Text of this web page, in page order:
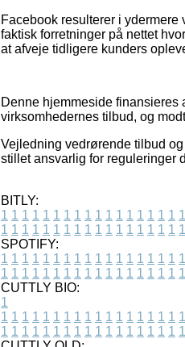
Facebook resulterer i
faktisk forretninger på nettet
at afveje tidligere kunders
Denne hjemmeside finansieres
virksomhedernes tilbud, og
Vejledning vedrørende tilbud
stillet ansvarlig for reguleringer
BITLY:
1 1 1 1 1 1 1 1 1 1 1 1 1 1 1 1 1 1
1 1 1 1 1 1 1 1 1 1 1 1 1 1 1 1 1 1
SPOTIFY:
1 1 1 1 1 1 1 1 1 1 1 1 1 1 1 1 1 1
1 1 1 1 1 1 1 1 1 1 1 1 1 1 1 1 1 1
CUTTLY BIO:
1
1 1 1 1 1 1 1 1 1 1 1 1 1 1 1 1 1 1
1 1 1 1 1 1 1 1 1 1 1 1 1 1 1 1 1 1